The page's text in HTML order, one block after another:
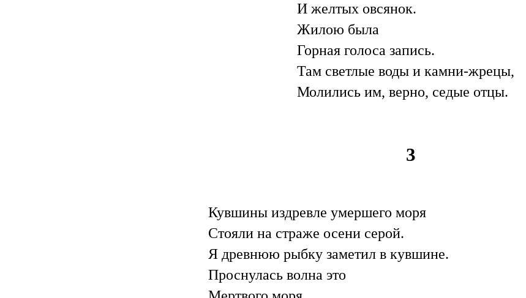
И желтых овсянок.
Жилою была
Горная голоса запись.
Там светлые воды и камни-жрецы,
Молились им, верно, седые отцы.
3
Кувшины издревле умершего моря
Стояли на страже осени серой.
Я древнюю рыбку заметил в кувшине.
Проснулась волна это